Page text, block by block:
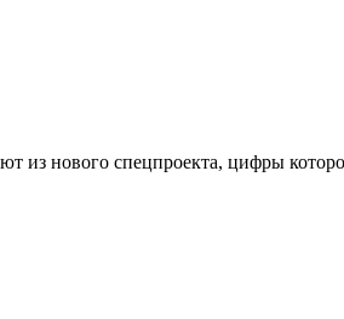
из нового спецпроекта, цифры